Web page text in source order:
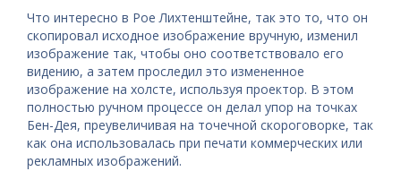
Что интересно в Рое Лихтенштейне, так это то, что он
скопировал исходное изображение вручную, изменил
изображение так, чтобы оно соответствовало его
видению, а затем проследил это измененное
изображение на холсте, используя проектор. В этом
полностью ручном процессе он делал упор на точках
Бен-Дея, преувеличивая на точечной скороговорке, так
как она использовалась при печати коммерческих или
рекламных изображений.